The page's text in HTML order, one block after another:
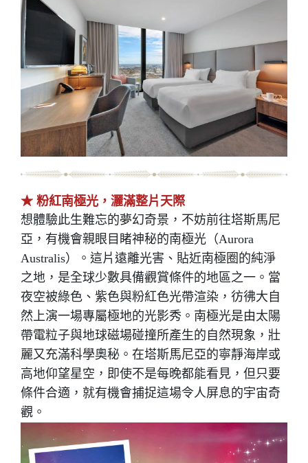
★ 粉紅南極光，灑滿整片天際
想體驗此生難忘的夢幻奇景，不妨前往塔斯馬尼
亞 ，有機會親眼目睹神秘的南極光（Aurora
Australis）。這片遠離光害、貼近南極圈的純淨
之地，是全球少數具備觀賞條件的地區之一。當
夜空被綠色、紫色與粉紅色光帶渲染，彷彿大自
然上演一場專屬極地的光影秀。南極光是由太陽
帶電粒子與地球磁場碰撞所產生的自然現象，壯
麗又充滿科學奧秘。在塔斯馬尼亞的寧靜海岸或
高地仰望星空，即使不是每晚都能看見，但只要
條件合適，就有機會捕捉這場令人屏息的宇宙奇
觀。